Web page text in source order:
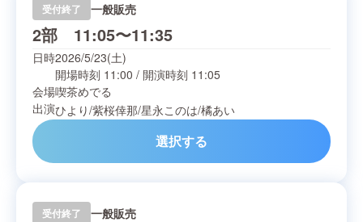
受付終了 一般販売
2部 11:05〜11:35
日時2026/5/23(土)
開場時刻 11:00 / 開演時刻 11:05
会場喫茶めでる
出演ひより/紫桜倖那/星永このは/橘あい
選択する
受付終了 一般販売